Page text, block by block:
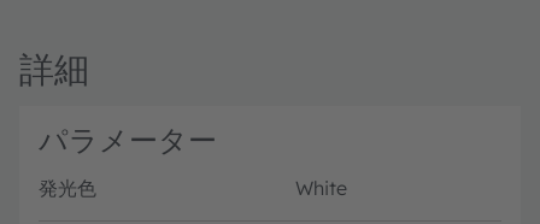
詳細
パラメーター
発光色 White